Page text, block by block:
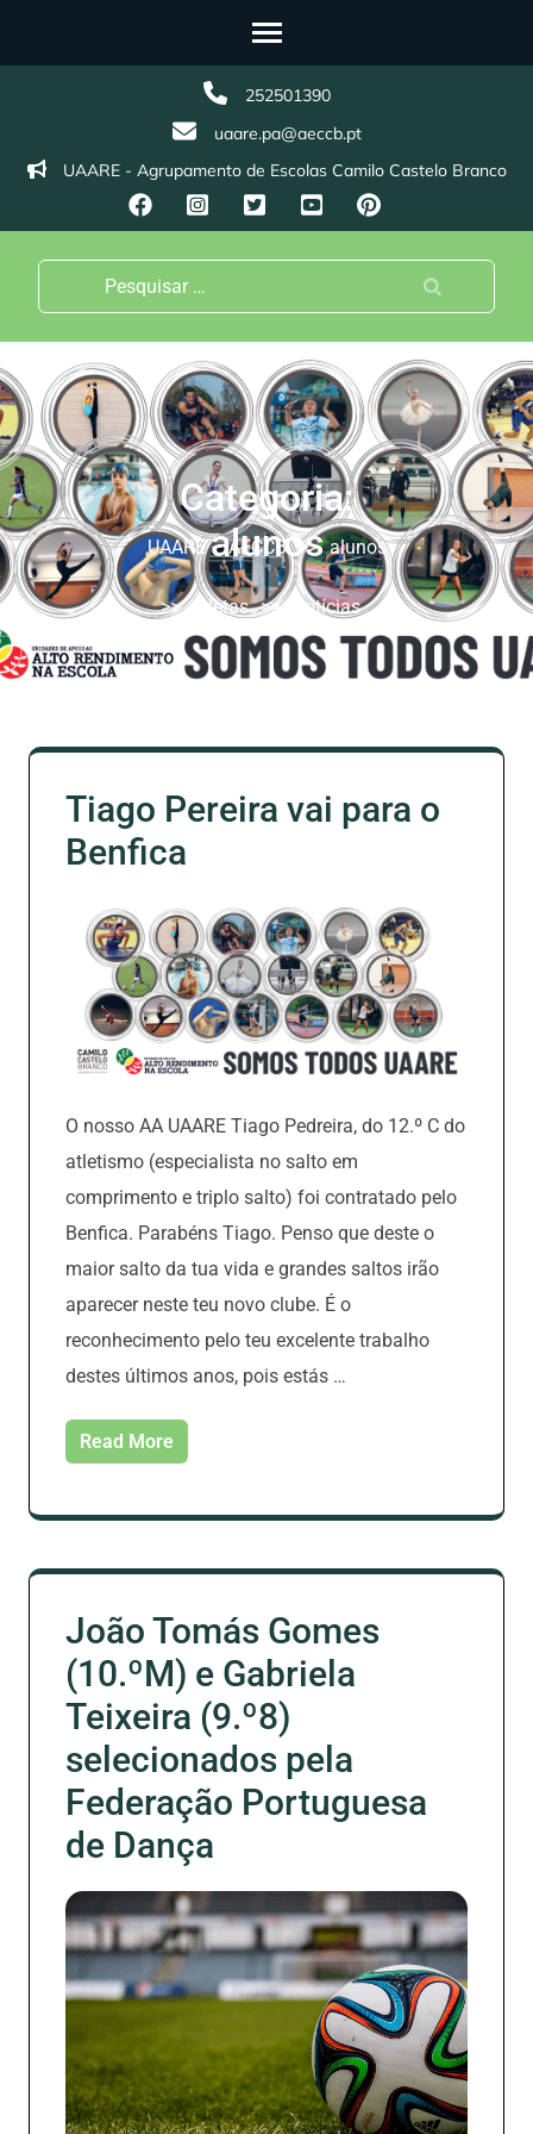
Enter)
252501390
uaare.pa@aeccb.pt
UAARE - Agrupamento de Escolas Camilo Castelo Branco
Pesquisar
por:
Categoria:
alunos
UAARE – AECCB >> alunos
>> atletas >> Notícias
Tiago Pereira vai para o
Benfica
O nosso AA UAARE Tiago Pedreira, do 12.º C do
atletismo (especialista no salto em
comprimento e triplo salto) foi contratado pelo
Benfica. Parabéns Tiago. Penso que deste o
maior salto da tua vida e grandes saltos irão
aparecer neste teu novo clube. É o
reconhecimento pelo teu excelente trabalho
destes últimos anos, pois estás …
Read More
João Tomás Gomes
(10.ºM) e Gabriela
Teixeira (9.º8)
selecionados pela
Federação Portuguesa
de Dança